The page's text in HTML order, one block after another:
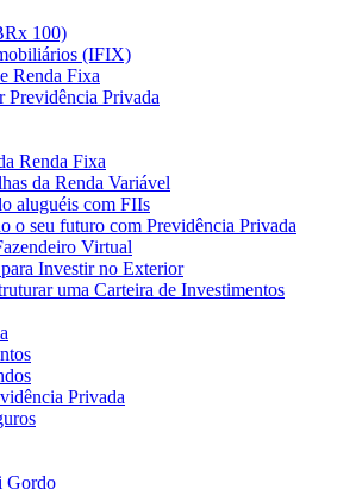
100)
(IFIX)
Renda Fixa
Previdência Privada
Renda Fixa
da Renda Variável
aluguéis com FIIs
o seu futuro com Previdência Privada
Virtual
Investir no Exterior
uma Carteira de Investimentos
Privada
Gordo